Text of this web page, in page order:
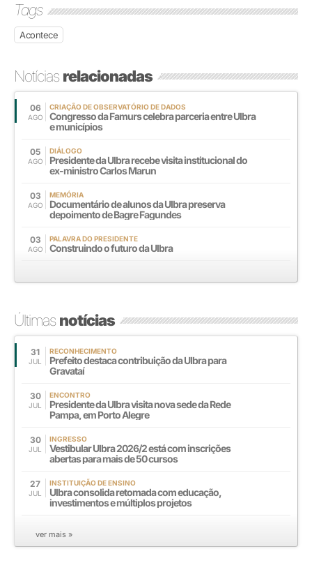
Tags
Acontece
Notíciasrelacionadas
06
AGO
CRIAÇÃO DE OBSERVATÓRIO DE DADOS
Congresso da Famurs celebra parceria entre Ulbra
e municípios
05
AGO
DIÁLOGO
Presidente da Ulbra recebe visita institucional do
ex-ministro Carlos Marun
03
AGO
MEMÓRIA
Documentário de alunos da Ulbra preserva
depoimento de Bagre Fagundes
03
AGO
PALAVRA DO PRESIDENTE
Construindo o futuro da Ulbra
Últimasnotícias
31
JUL
RECONHECIMENTO
Prefeito destaca contribuição da Ulbra para
Gravataí
30
JUL
ENCONTRO
Presidente da Ulbra visita nova sede da Rede
Pampa, em Porto Alegre
30
JUL
INGRESSO
Vestibular Ulbra 2026/2 está com inscrições
abertas para mais de 50 cursos
27
JUL
INSTITUIÇÃO DE ENSINO
Ulbra consolida retomada com educação,
investimentos e múltiplos projetos
ver mais »